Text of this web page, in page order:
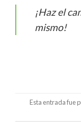
¡Haz el
mismo!
Esta entrada fue